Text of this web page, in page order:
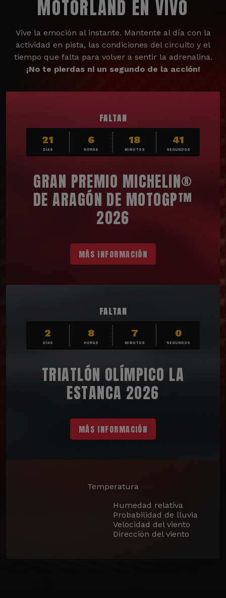
MOTORLAND EN VIVO
Vive la emoción al instante. Mantente al día con la
actividad en pista, las condiciones del circuito y el
tiempo que falta para volver a sentir la adrenalina.
¡No te pierdas ni un segundo de la acción!
FALTAN
21
DÍAS
6
HORAS
18
MINUTOS
39
SEGUNDOS
GRAN PREMIO MICHELIN®
DE ARAGÓN DE MOTOGP™
2026
MÁS INFORMACIÓN
FALTAN
2
DÍAS
8
HORAS
6
MINUTOS
58
SEGUNDOS
TRIATLÓN OLÍMPICO LA
ESTANCA 2026
MÁS INFORMACIÓN
Temperatura
Humedad relativa
Probabilidad de lluvia
Velocidad del viento
Dirección del viento